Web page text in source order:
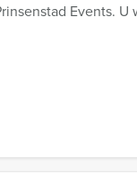
Events.